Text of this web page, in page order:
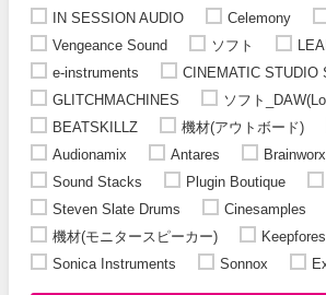
IN SESSION AUDIO Celemony
Vengeance Sound
ソフト
e-instruments
CINEMATIC STUDIO
GLITCHMACHINES
ソフト
BEATSKILLZ
機材(アウトボード)
Audionamix
Antares
Brainworx
Sound Stacks
Plugin Boutique
Steven Slate Drums
Cinesamples
機材(モニタースピーカー)
Sonica Instruments
Sonnox